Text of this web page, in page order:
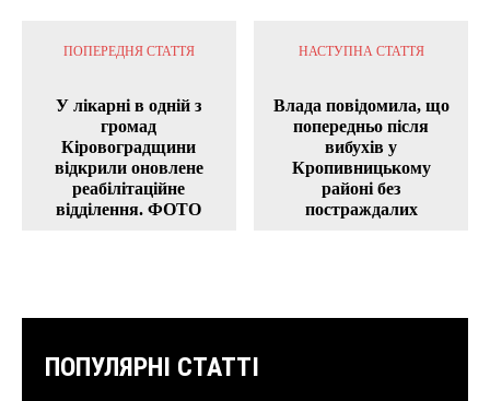
ПОПЕРЕДНЯ СТАТТЯ
У лікарні в одній з
громад
Кіровоградщини
відкрили оновлене
реабілітаційне
відділення. ФОТО
НАСТУПНА СТАТТЯ
Влада повідомила, що
попередньо після
вибухів у
Кропивницькому
районі без
постраждалих
ПОПУЛЯРНІ СТАТТІ